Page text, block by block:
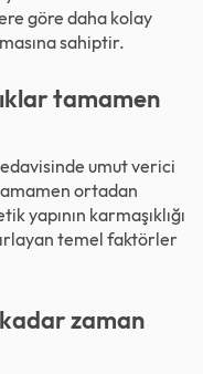
göre daha kolay
sahiptir.
tamamen
umut verici
ortadan
yapının karmaşıklığı
temel faktörler
zaman